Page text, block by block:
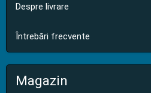
Despre livrare
Întrebări frecvente
Magazin